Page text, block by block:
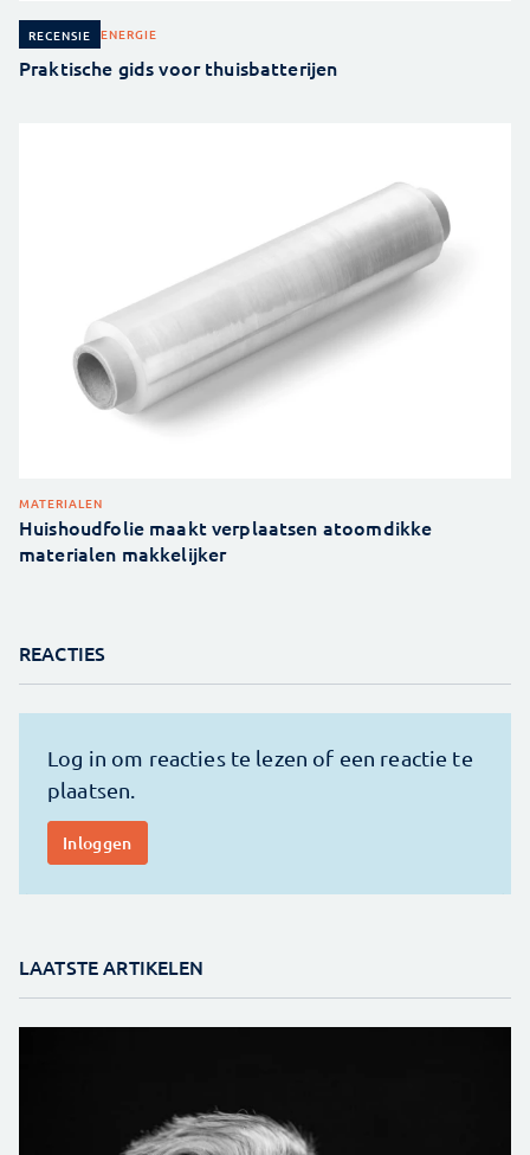
RECENSIE ENERGIE
Praktische gids voor thuisbatterijen
MATERIALEN
Huishoudfolie maakt verplaatsen atoomdikke
materialen makkelijker
REACTIES
LAATSTE ARTIKELEN